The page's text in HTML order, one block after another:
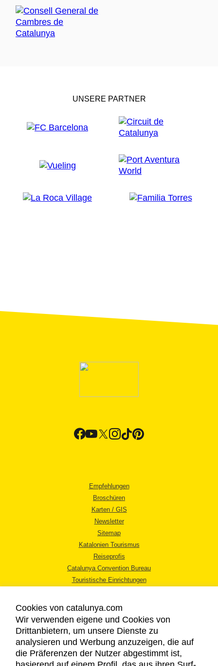
UNSERE PARTNER
Empfehlungen
Broschüren
Karten / GIS
Newsletter
Sitemap
Katalonien Tourismus
Reiseprofis
Catalunya Convention Bureau
Touristische Einrichtungen
RECHTLICHER HINWEIS
Cookies von catalunya.com
Wir verwenden eigene und Cookies von
Drittanbietern, um unsere Dienste zu
analysieren und Werbung anzuzeigen, die auf
die Präferenzen der Nutzer abgestimmt ist,